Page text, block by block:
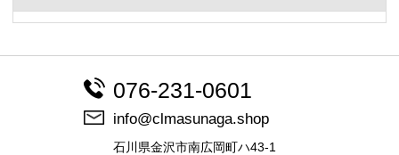
076-231-0601
info@clmasunaga.shop
石川県金沢市南広岡町ハ43-1